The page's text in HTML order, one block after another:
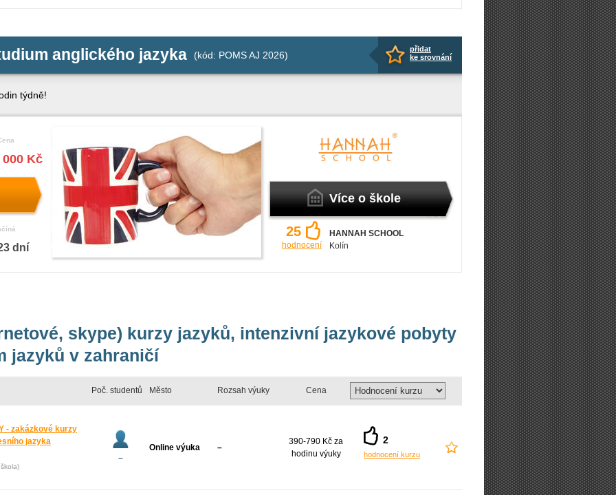
přidat
ke srovnání
anglického jazyka (kód: POMS AJ 2026)
týdně!
000 Kč
dní
Více o škole
25
hodnocení
HANNAH SCHOOL
Kolín
skype) kurzy jazyků, intenzivní jazykové pobyty
jazyků v zahraničí
Poč. studentů Město Rozsah výuky Cena
- zakázkové kurzy
jazyka
–
Online výuka –
390-790 Kč za
hodinu výuky
2
hodnocení kurzu